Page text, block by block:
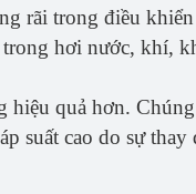
rãi trong điều
hơi nước, khí,
hiệu quả hơn.
suất cao do sự